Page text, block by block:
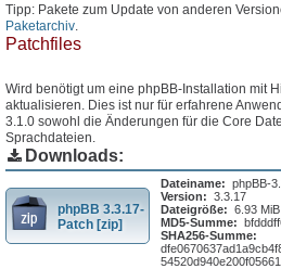
Tipp: Pakete zum Update von anderen
Paketarchiv
Patchfiles
Wird benötigt um eine phpBB-Installation mit
aktualisieren. Dies ist nur für erfahrene
3.1.0 sowohl die Änderungen für die Core
Sprachdateien.
Downloads:
phpBB 3.3.17-
Patch [zip]
Dateiname: phpBB-
Version: 3.3.17
Dateigröße: 6.93 MiB
MD5-Summe:
SHA256-Summe:
54520d940e200f05661